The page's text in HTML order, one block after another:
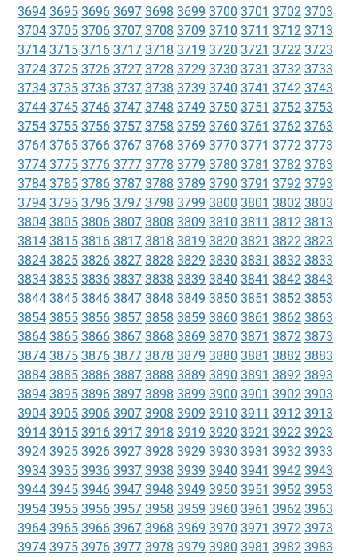
3694 3695 3696 3697 3698 3699 3700 3701 3702 3703
3704 3705 3706 3707 3708 3709 3710 3711 3712 3713
3714 3715 3716 3717 3718 3719 3720 3721 3722 3723
3724 3725 3726 3727 3728 3729 3730 3731 3732 3733
3734 3735 3736 3737 3738 3739 3740 3741 3742 3743
3744 3745 3746 3747 3748 3749 3750 3751 3752 3753
3754 3755 3756 3757 3758 3759 3760 3761 3762 3763
3764 3765 3766 3767 3768 3769 3770 3771 3772 3773
3774 3775 3776 3777 3778 3779 3780 3781 3782 3783
3784 3785 3786 3787 3788 3789 3790 3791 3792 3793
3794 3795 3796 3797 3798 3799 3800 3801 3802 3803
3804 3805 3806 3807 3808 3809 3810 3811 3812 3813
3814 3815 3816 3817 3818 3819 3820 3821 3822 3823
3824 3825 3826 3827 3828 3829 3830 3831 3832 3833
3834 3835 3836 3837 3838 3839 3840 3841 3842 3843
3844 3845 3846 3847 3848 3849 3850 3851 3852 3853
3854 3855 3856 3857 3858 3859 3860 3861 3862 3863
3864 3865 3866 3867 3868 3869 3870 3871 3872 3873
3874 3875 3876 3877 3878 3879 3880 3881 3882 3883
3884 3885 3886 3887 3888 3889 3890 3891 3892 3893
3894 3895 3896 3897 3898 3899 3900 3901 3902 3903
3904 3905 3906 3907 3908 3909 3910 3911 3912 3913
3914 3915 3916 3917 3918 3919 3920 3921 3922 3923
3924 3925 3926 3927 3928 3929 3930 3931 3932 3933
3934 3935 3936 3937 3938 3939 3940 3941 3942 3943
3944 3945 3946 3947 3948 3949 3950 3951 3952 3953
3954 3955 3956 3957 3958 3959 3960 3961 3962 3963
3964 3965 3966 3967 3968 3969 3970 3971 3972 3973
3974 3975 3976 3977 3978 3979 3980 3981 3982 3983